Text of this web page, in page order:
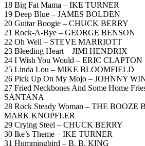
18 Big Fat Mama – IKE TURNER
19 Deep Blue – JAMES BOLDEN
20 Guitar Boogie – CHUCK BERRY
21 Rock-A-Bye – GEORGE BENSON
22 Oh Well – STEVE MARRIOTT
23 Bleeding Heart – JIMI HENDRIX
24 I Wish You Would – ERIC CLAPTON
25 Linda Lou – MIKE BLOOMFIELD
26 Pick Up On My Mojo – JOHNNY
27 Fried Neckbones And Some Home
SANTANA
28 Rock Steady Woman – THE BOOZE
MARK KNOPFLER
29 Crying Steel – CHUCK BERRY
30 Ike’s Theme – IKE TURNER
31 Hummingbird – B. B. KING